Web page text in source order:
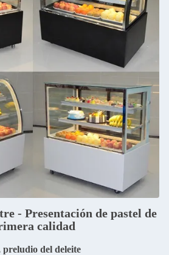
- Presentación de pastel de
calidad
del deleite